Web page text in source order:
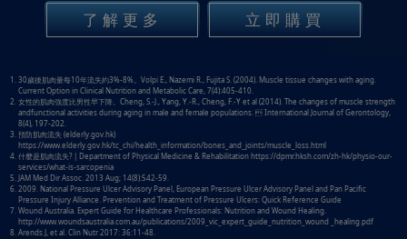
了解更多 立即購買
30歲後肌肉量每10年流失約3%-8%。Volpi E., Nazemi R., Fujita S. (2004). Muscle tissue changes with aging.
Current Option in Clinical Nutrition and Metabolic Care, 7(4):405-410.
女性的肌肉強度比男性早下降。Cheng, S.-J., Yang, Y.-R., Cheng, F.-Y et al (2014). The changes of muscle strength
andfunctional activities during aging in male and female populations.  International Journal of Gerontology,
8(4), 197-202.
預防肌肉流失 (elderly.gov.hk)
https://www.elderly.gov.hk/tc_chi/health_information/bones_and_joints/muscle_loss.html
什麼是肌肉流失? | Department of Physical Medicine & Rehabilitationhttps://dpmr.hksh.com/zh-hk/physio-our-
services/what-is-sarcopenia
JAM Med Dir Assoc. 2013 Aug; 14(8):542-59.
2009. National Pressure Ulcer Advisory Panel, European Pressure Ulcer Advisory Panel and Pan Pacific
Pressure Injury Alliance. Prevention and Treatment of Pressure Ulcers: Quick Reference Guide
Wound Australia. Expert Guide for Healthcare Professionals: Nutrition and Wound Healing.
http://www.woundsaustralia.com.au/publications/2009_vic_expert_guide_nutrition_wound _healing.pdf
Arends J, et al. Clin Nutr 2017: 36:11-48.